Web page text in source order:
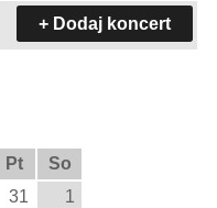
+ Dodaj koncert
Pt
So
31
1